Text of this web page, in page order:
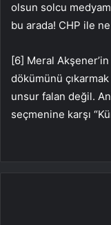
olsun solcu
bu arada! CHP ile
[6] Meral
dökümünü
unsur falan değil.
seçmenine karşı